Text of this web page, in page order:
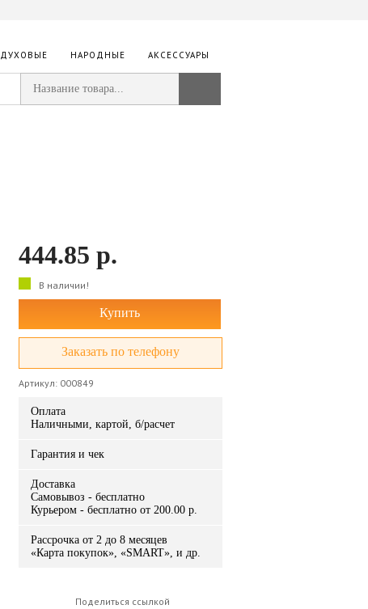
ДУХОВЫЕ НАРОДНЫЕ АКСЕССУАРЫ
444.85 р.
В наличии!
Купить
Заказать по телефону
Артикул: 000849
Оплата
Наличными, картой, б/расчет
Гарантия и чек
Доставка
Самовывоз - бесплатно
Курьером - бесплатно от 200.00 р.
Рассрочка от 2 до 8 месяцев
«Карта покупок», «SMART», и др.
Поделиться ссылкой